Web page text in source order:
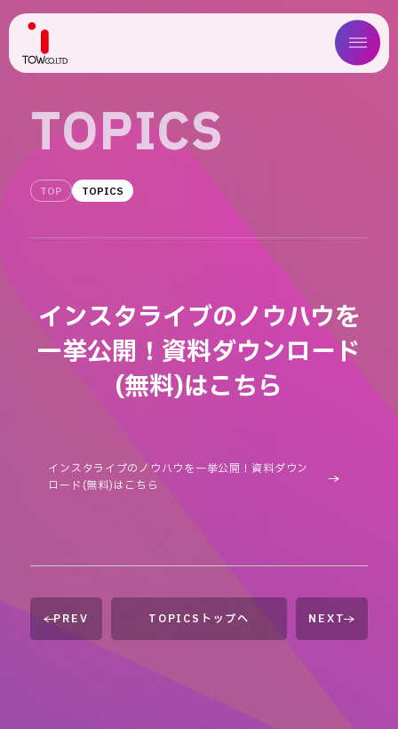
ABOUT US
SERVICE
WORKS
MAGAZINE
NEWS
IR
TOPICS
TOP TOPICS
インスタライブのノウハウを
一挙公開！資料ダウンロード
(無料)はこちら
インスタライブのノウハウを一挙公開！資料ダウン
ロード(無料)はこちら
PREV TOPICSトップへ NEXT